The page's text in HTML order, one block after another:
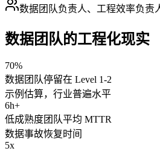
数据团队负责人、工程效率负责
数据团队的工程化现实
70%
数据团队停留在 Level 1-2
示例估算，行业普遍水平
6h+
低成熟度团队平均 MTTR
数据事故恢复时间
5x